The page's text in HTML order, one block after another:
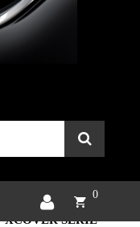
0
XCOVER SERIE